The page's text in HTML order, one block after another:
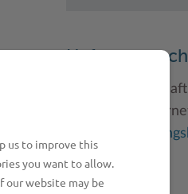
Hinweise zum
zu anderen
us to improve this
you want to allow.
our website may be